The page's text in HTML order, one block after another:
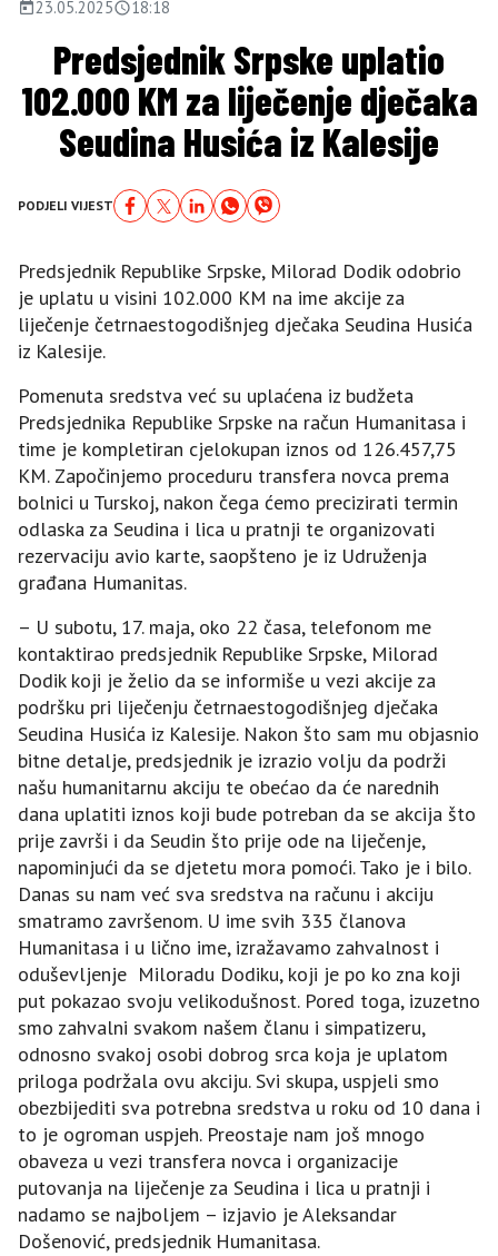
23.05.2025 18:18
Predsjednik Srpske uplatio
102.000 KM za liječenje dječaka
Seudina Husića iz Kalesije
PODJELI VIJEST
Predsjednik Republike Srpske, Milorad Dodik odobrio
je uplatu u visini 102.000 KM na ime akcije za
liječenje četrnaestogodišnjeg dječaka Seudina Husića
iz Kalesije.
Pomenuta sredstva već su uplaćena iz budžeta
Predsjednika Republike Srpske na račun Humanitasa i
time je kompletiran cjelokupan iznos od 126.457,75
KM. Započinjemo proceduru transfera novca prema
bolnici u Turskoj, nakon čega ćemo precizirati termin
odlaska za Seudina i lica u pratnji te organizovati
rezervaciju avio karte, saopšteno je iz Udruženja
građana Humanitas.
– U subotu, 17. maja, oko 22 časa, telefonom me
kontaktirao predsjednik Republike Srpske, Milorad
Dodik koji je želio da se informiše u vezi akcije za
podršku pri liječenju četrnaestogodišnjeg dječaka
Seudina Husića iz Kalesije. Nakon što sam mu objasnio
bitne detalje, predsjednik je izrazio volju da podrži
našu humanitarnu akciju te obećao da će narednih
dana uplatiti iznos koji bude potreban da se akcija što
prije završi i da Seudin što prije ode na liječenje,
napominjući da se djetetu mora pomoći. Tako je i bilo.
Danas su nam već sva sredstva na računu i akciju
smatramo završenom. U ime svih 335 članova
Humanitasa i u lično ime, izražavamo zahvalnost i
oduševljenje Miloradu Dodiku, koji je po ko zna koji
put pokazao svoju velikodušnost. Pored toga, izuzetno
smo zahvalni svakom našem članu i simpatizeru,
odnosno svakoj osobi dobrog srca koja je uplatom
priloga podržala ovu akciju. Svi skupa, uspjeli smo
obezbijediti sva potrebna sredstva u roku od 10 dana i
to je ogroman uspjeh. Preostaje nam još mnogo
obaveza u vezi transfera novca i organizacije
putovanja na liječenje za Seudina i lica u pratnji i
nadamo se najboljem – izjavio je Aleksandar
Došenović, predsjednik Humanitasa.